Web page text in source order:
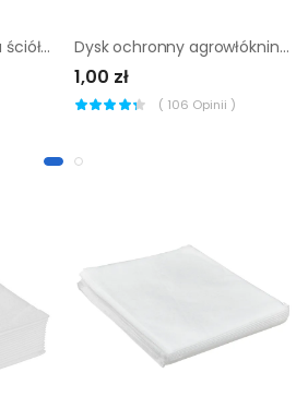
Agrowłóknina brązowa ściółkująca 1.6x10 m 50 g/m2 Dysk ochronny agrowłóknina brązowa 23cm Lustan
1,00 zł
( 106 Opinii )